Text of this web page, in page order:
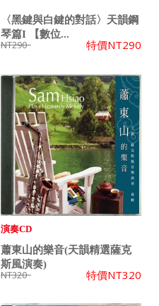
〈黑鍵與白鍵的對話〉天韻鋼
琴篇I 【數位...
NT290 特價NT290
演奏CD
蕭東山的樂音(天韻精選薩克
斯風演奏)
NT320 特價NT320